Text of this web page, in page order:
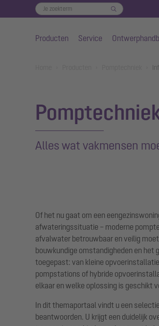
Producten Service
Alles wat vakmensen
Of het nu gaat om een
afwateringssituatie – moderne
afvalwater betrouwbaar en veilig
bouwkundige omstandigheden en het
toegepast: van kleine
pompstations of hybride
elkaar en welke oplossing is geschikt
In dit themaportaal vindt u een
beantwoorden. U krijgt een duidelijk